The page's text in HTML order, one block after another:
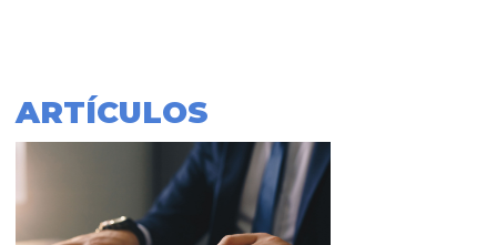
ARTÍCULOS